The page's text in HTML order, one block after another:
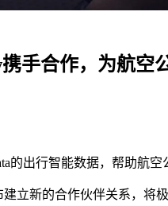
携手合作，为航空
的出行智能数据，帮助航
建立新的合作伙伴关系，